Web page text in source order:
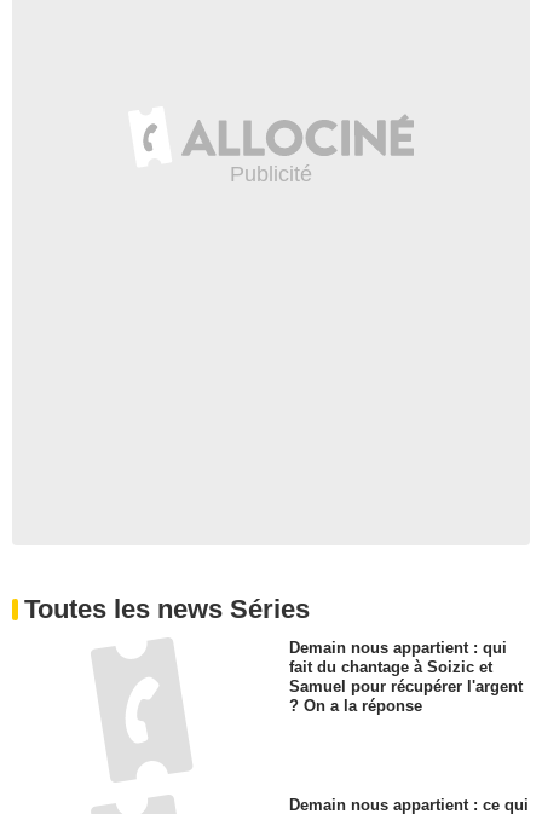
Toutes les news Séries
Demain nous appartient : qui
fait du chantage à Soizic et
Samuel pour récupérer l'argent
? On a la réponse
Demain nous appartient : ce qui